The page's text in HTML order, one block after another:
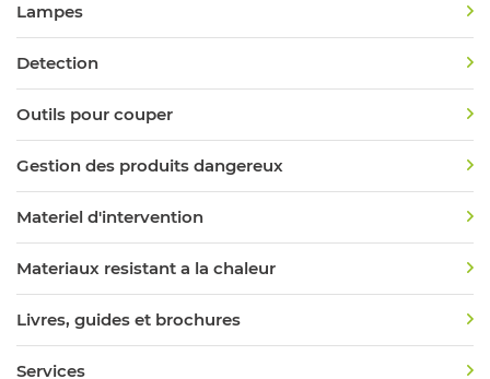
Lampes
Detection
Outils pour couper
Gestion des produits dangereux
Materiel d'intervention
Materiaux resistant a la chaleur
Livres, guides et brochures
Services